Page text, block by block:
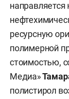
направляется
ресурсную
полимерной
стоимостью,
Медиа»
полистирол